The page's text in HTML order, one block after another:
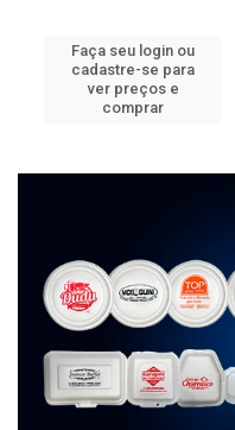
Faça seu login ou
cadastre-se para
ver preços e
comprar